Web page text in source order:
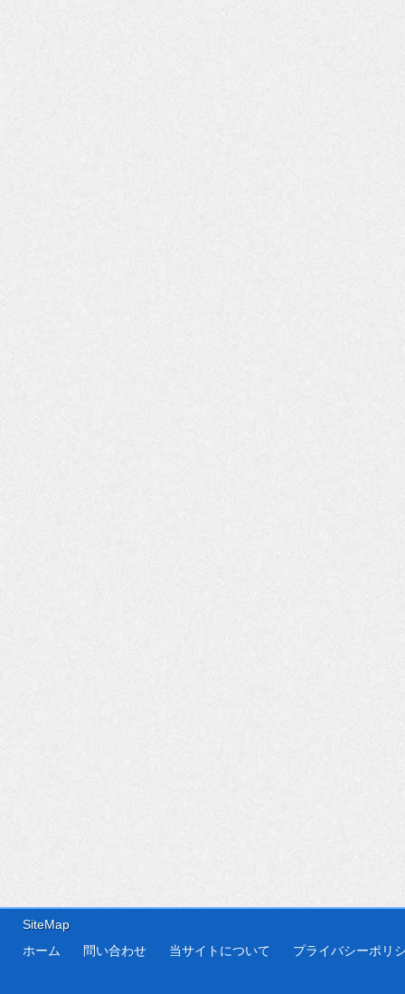
SiteMap
ホーム
問い合わせ 当サイトについて プライバシーポリ